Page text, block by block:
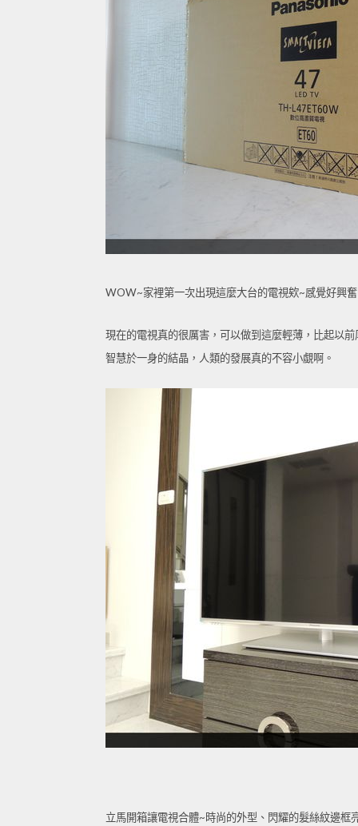
WOW~家裡第一次出現這麼大台的電視欸~感覺好興
現在的電視真的很厲害，可以做到這麼輕薄，比起以
智慧於一身的結晶，人類的發展真的不容小覷啊。
立馬開箱讓電視合體~時尚的外型、閃耀的髮絲紋邊框